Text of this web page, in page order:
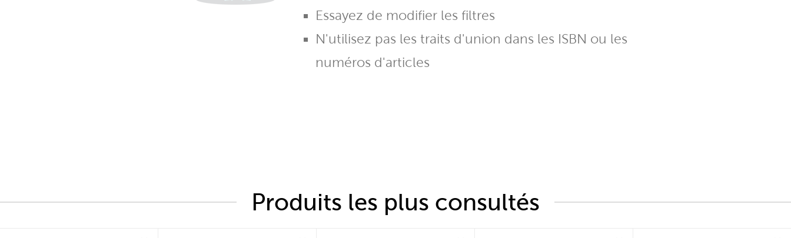
Essayez de modifier les filtres
N'utilisez pas les traits d'union dans les ISBN ou les
numéros d'articles
Produits les plus consultés